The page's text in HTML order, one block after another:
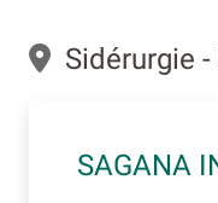
Sidérurgie
SAGANA